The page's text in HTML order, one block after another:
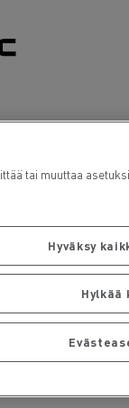
tai muuttaa
Hyväksy
Hylkää